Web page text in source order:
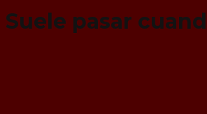
Suele pasar